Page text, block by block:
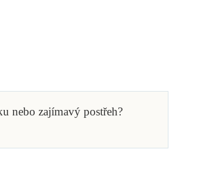
nebo zajímavý postřeh?